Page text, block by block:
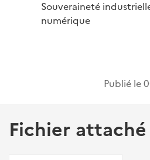
Souveraineté
numérique
Publié le
Fichier attaché